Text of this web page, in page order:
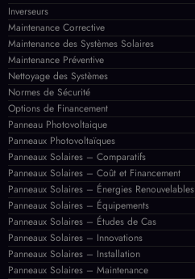
Inverseurs
Maintenance Corrective
Maintenance des Systèmes Solaires
Maintenance Préventive
Nettoyage des Systèmes
Normes de Sécurité
Options de Financement
Panneau Photovoltaique
Panneaux Photovoltaïques
Panneaux Solaires – Comparatifs
Panneaux Solaires – Coût et Financement
Panneaux Solaires – Énergies Renouvelables
Panneaux Solaires – Équipements
Panneaux Solaires – Études de Cas
Panneaux Solaires – Innovations
Panneaux Solaires – Installation
Panneaux Solaires – Maintenance